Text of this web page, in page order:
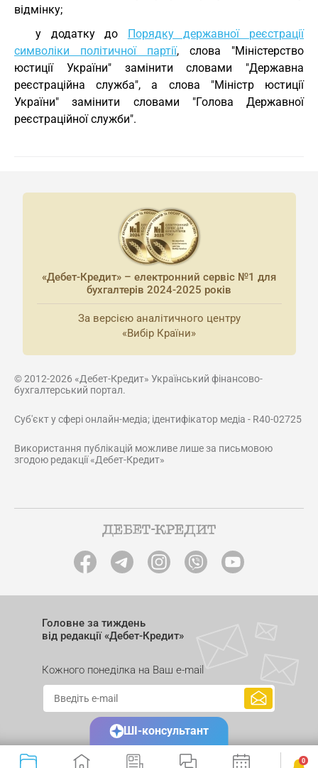
відмінку;
у додатку до Порядку державної реєстрації
символіки політичної партії, слова "Міністерство
юстиції України" замінити словами "Державна
реєстраційна служба", а слова "Міністр юстиції
України" замінити словами "Голова Державної
реєстраційної служби".
«Дебет-Кредит» – електронний сервіс №1 для
бухгалтерів 2024-2025 років
За версією аналітичного центру
«Вибір Країни»
© 2012-2026 «Дебет-Кредит» Український фінансово-
бухгалтерський портал.
Суб'єкт у сфері онлайн-медіа; ідентифікатор медіа - R40-02725
Використання публікацій можливе лише за письмовою
згодою редакції «Дебет-Кредит»
Головне за тиждень
від редакції «Дебет-Кредит»
Кожного понеділка на Ваш e-mail
0
ШІ-консультант